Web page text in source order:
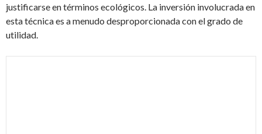
justificarse en términos ecológicos. La inversión involucrada en
esta técnica es a menudo desproporcionada con el grado de
utilidad.